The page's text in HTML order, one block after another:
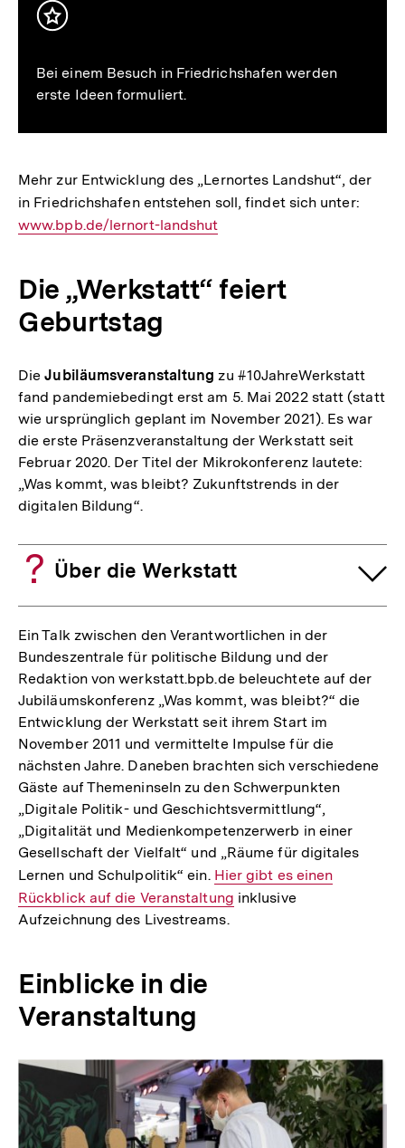
Inhalt
Bei einem Besuch in Friedrichshafen werden
erste Ideen formuliert.
Mehr zur Entwicklung des „Lernortes Landshut“, der
in Friedrichshafen entstehen soll, findet sich unter:
www.bpb.de/lernort-landshut
Die „Werkstatt“ feiert
Geburtstag
DieJubiläumsveranstaltungzu #10JahreWerkstatt
fand pandemiebedingt erst am 5. Mai 2022 statt (statt
wie ursprünglich geplant im November 2021). Es war
die erste Präsenzveranstaltung der Werkstatt seit
Februar 2020. Der Titel der Mikrokonferenz lautete:
„Was kommt, was bleibt? Zukunftstrends in der
digitalen Bildung“.
Über die Werkstatt
Ein Talk zwischen den Verantwortlichen in der
Bundeszentrale für politische Bildung und der
Redaktion von werkstatt.bpb.de beleuchtete auf der
Jubiläumskonferenz „Was kommt, was bleibt?“ die
Entwicklung der Werkstatt seit ihrem Start im
November 2011 und vermittelte Impulse für die
nächsten Jahre. Daneben brachten sich verschiedene
Gäste auf Themeninseln zu den Schwerpunkten
„Digitale Politik- und Geschichtsvermittlung“,
„Digitalität und Medienkompetenzerwerb in einer
Gesellschaft der Vielfalt“ und „Räume für digitales
Lernen und Schulpolitik“ ein. Interner
Link:
Hier gibt es einen
Rückblick auf die Veranstaltung inklusive
Aufzeichnung des Livestreams.
Einblicke in die
Veranstaltung
Inhaltskarussell
überspringen